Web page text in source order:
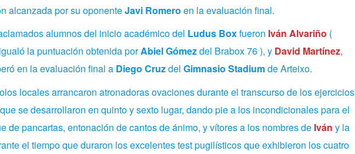
alcanzada por su oponenteJavi Romero en la evaluación final.
alumnos del inicio académico del Ludus Boxfueron Iván Alvariño (
la puntuación obtenida porAbiel Gómezdel Brabox 76 ), y David Martínez,
en la evaluación final a Diego Cruzdel Gimnasio Stadiumde Arteixo.
locales arrancaron atronadoras ovaciones durante el transcurso de los ejercicios
se desarrollaron en quinto y sexto lugar, dando pie a los incondicionales para el
de pancartas, entonación de cantos de ánimo, y vítores a los nombres de Iván y la
el tiempo que duraron los excelentes test pugilísticos que exhibieron los cuatro